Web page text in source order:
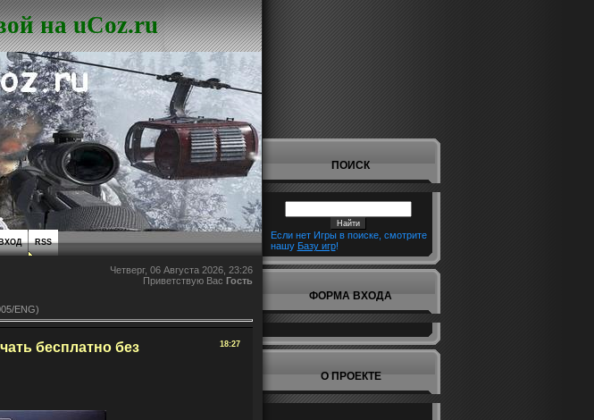
на uCoz.ru
RSS
Четверг, 06 Августа 2026, 23:26
Приветствую Вас Гость
ENG)
18:27
бесплатно без
ПОИСК
Если нет Игры в поиске, смотрите
нашу Базу игр!
ФОРМА ВХОДА
О ПРОЕКТЕ